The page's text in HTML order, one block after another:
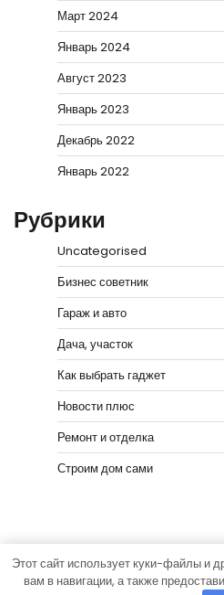
Март 2024
Январь 2024
Август 2023
Январь 2023
Декабрь 2022
Январь 2022
Рубрики
Uncategorised
Бизнес советник
Гараж и авто
Дача, участок
Как выбрать гаджет
Новости плюс
Ремонт и отделка
Строим дом сами
Copyright © 2026Мастера
Этот сайт использует куки-файлы и
вам в навигации, а также